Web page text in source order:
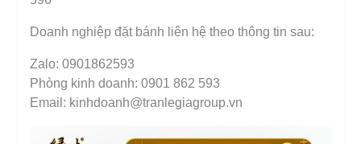
Doanh nghiệp đặt bánh liên hệ theo thông tin sau:
Zalo: 0901862593
Phòng kinh doanh: 0901 862 593
Email: kinhdoanh@tranlegiagroup.vn